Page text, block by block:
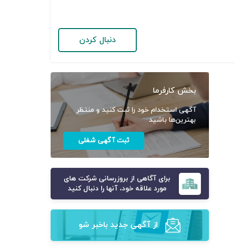
دنبال کردن
بخش کارفرما
آگهی استخدام خود را ثبت کنید و منتظر
بهترین‌ها باشید
ثبت آگهی شغلی
برای آگاهی از بروزرسانی شرکت های
مورد علاقه خود، آنها را دنبال کنید
از آگهی‌ جدید باخبر شو